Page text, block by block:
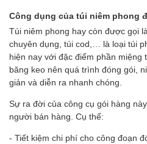
Công dụng của túi niêm phong
Túi niêm phong hay còn được gọi
chuyên dụng, túi cod,… là loại túi
hiện nay với đặc điểm phần
băng keo nên quá trình đóng gói,
giản và diễn ra nhanh chóng.
Sự ra đời của công cụ gói hàng
người bán hàng. Cụ thể:
- Tiết kiệm chi phí cho công đoạn